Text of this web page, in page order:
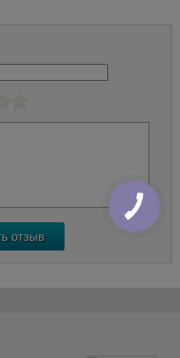
КНОПКА
ЗВ'ЯЗКУ